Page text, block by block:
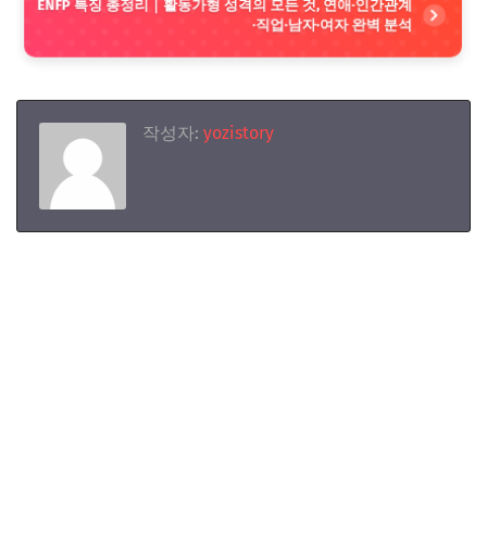
ENFP 특징 총정리｜활동가형 성격의 모든 것, 연애·인간관계
·직업·남자·여자 완벽 분석
작성자: yozistory